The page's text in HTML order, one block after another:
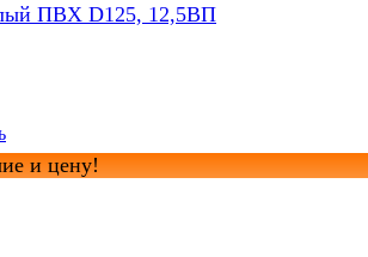
ПВХ D125, 12,5ВП
и цену!